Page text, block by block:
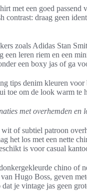
met een goed passend
contrast: draag geen
zoals Adidas Stan
een leren riem en een
een boxy jas of ga
tips denim kleuren
toe om de look warm te
met overhemden en
of subtiel patroon
het los met een nette
is voor casual
chino of
Hugo Boss, geven
je vintage jas geen